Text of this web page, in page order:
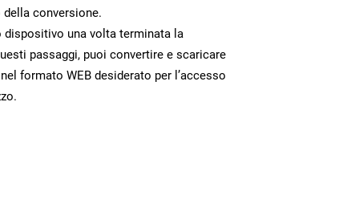
conversione.
dispositivo una volta terminata la
passaggi, puoi convertire e scaricare
formato WEB desiderato per l’accesso